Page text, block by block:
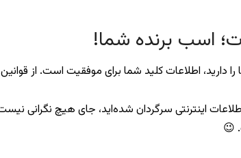
اطلاعات کلید شما برای موفقیت است. از
اینترنتی سرگردان شده‌اید، جای هیچ نگرانی
😉